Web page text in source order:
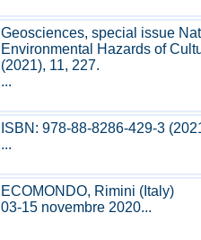
Geosciences, special issue
Environmental Hazards of
(2021), 11, 227.
...
ISBN: 978-88-8286-429-3
...
ECOMONDO, Rimini (Italy)
03-15 novembre 2020...